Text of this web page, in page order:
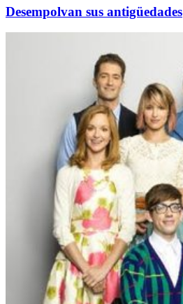
Desempolvan sus antigüedades